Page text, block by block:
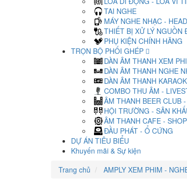
TAI NGHE
MÁY NGHE NHẠC -
THIẾT BỊ XỬ LÝ NGUỒN
PHỤ KIỆN CHÍNH HÃNG
TRỌN BỘ PHỐI GHÉP
DÀN ÂM THANH XEM
DÀN ÂM THANH NGHE
DÀN ÂM THANH
COMBO THU ÂM -
ÂM THANH BEER CLUB
HỘI TRƯỜNG - SÂN
ÂM THANH CAFE -
ĐẦU PHÁT - Ổ CỨNG
DỰ ÁN TIÊU BIỂU
Khuyến mãi & Sự kiện
Trang chủ
AMPLY XEM PHIM -